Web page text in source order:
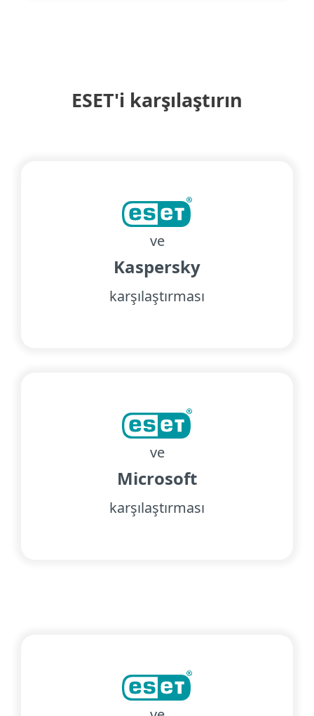
ESET'i karşılaştırın
ve
Kaspersky
karşılaştırması
ve
Microsoft
karşılaştırması